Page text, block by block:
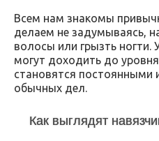
Всем нам знакомы
делаем не задумываясь,
волосы или грызть ногти.
могут доходить до
становятся постоянными
обычных дел.
Как выглядят